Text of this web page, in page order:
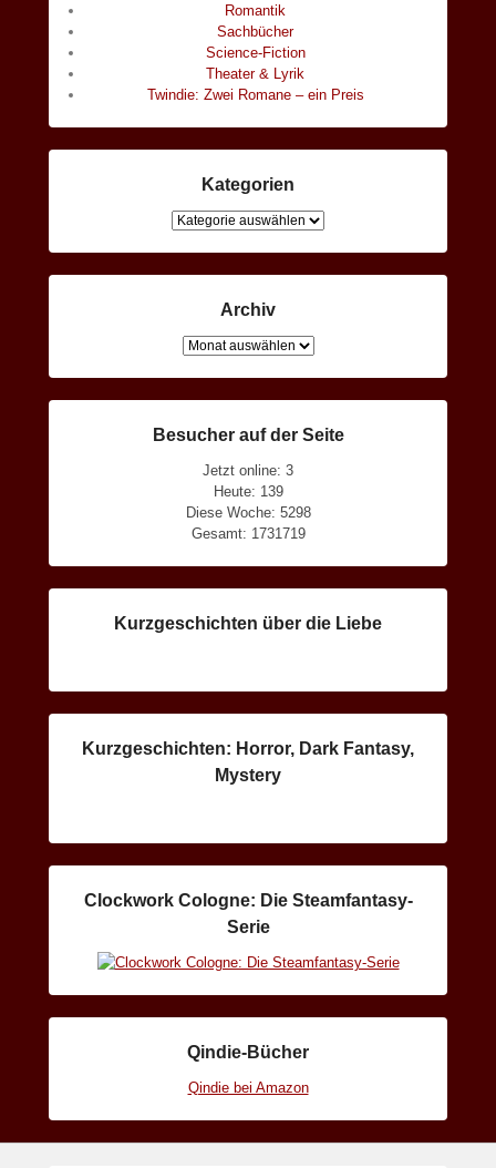
Romantik
Sachbücher
Science-Fiction
Theater & Lyrik
Twindie: Zwei Romane – ein Preis
Kategorien
Kategorien
Archiv
Archiv
Besucher auf der Seite
Jetzt online: 3
Heute: 139
Diese Woche: 5298
Gesamt: 1731719
Kurzgeschichten über die Liebe
Kurzgeschichten: Horror, Dark Fantasy,
Mystery
Clockwork Cologne: Die Steamfantasy-
Serie
Qindie-Bücher
Qindie bei Amazon